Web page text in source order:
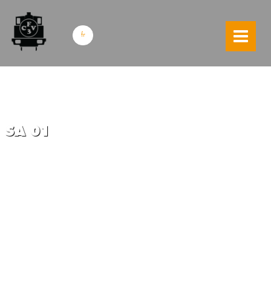
skip to content
fr
SA 01